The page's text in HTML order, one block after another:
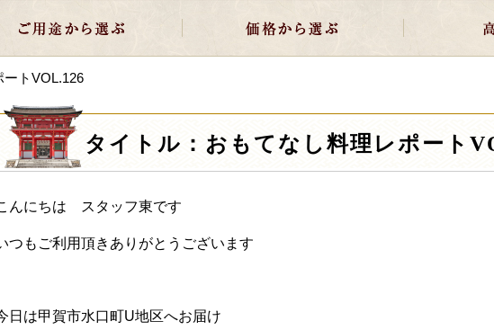
ートVOL.126
タイトル：おもてなし料理レポート
んにちは スタッフ東です
つもご利用頂きありがとうございます
日は甲賀市水口町U地区へお届け